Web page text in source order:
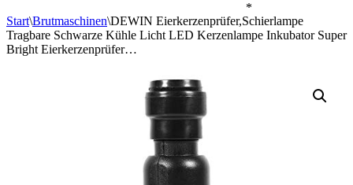
*
Start\Brutmaschinen\DEWIN Eierkerzenprüfer,Schierlampe
Tragbare Schwarze Kühle Licht LED Kerzenlampe Inkubator Super
Bright Eierkerzenprüfer…